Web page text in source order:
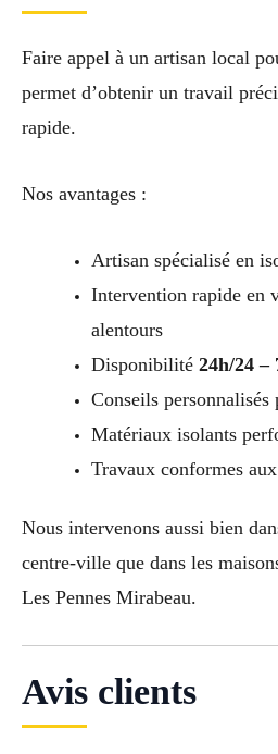
Faire appel à un artisan local
permet d’obtenir un travail
rapide.
Nos avantages :
Artisan spécialisé en
Intervention rapide en
alentours
Disponibilité 24h/24 –
Conseils
Matériaux isolants
Travaux conformes
Nous intervenons aussi bien
centre-ville que dans les
Les Pennes Mirabeau.
Avis clients